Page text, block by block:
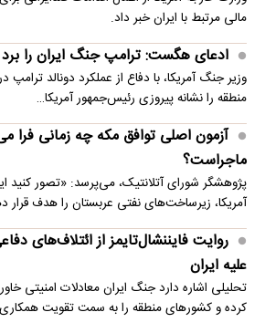
مالی مرتبط با ایران خبر داد.
ادعای هگست: ترامپ جنگ ایران را برد
وزیر جنگ آمریکا، با دفاع از عملکرد دونالد
منطقه را نشانه پیروزی رئیس‌جمهور آمریکا…
آزمون اصلی توافق مکه چه زمانی فرا
ماجراست؟
پژوهشگر شورای آتلانتیک، می‌پرسد: «تصور کنید
آمریکا، زیرساخت‌های نفتی عربستان را هدف قرار
روایت فایننشال‌تایمز از ائتلاف‌های
علیه ایران
تحلیلی اشاره دارد جنگ ایران معادلات امنیتی
کرده و کشورهای منطقه را به سمت تقویت